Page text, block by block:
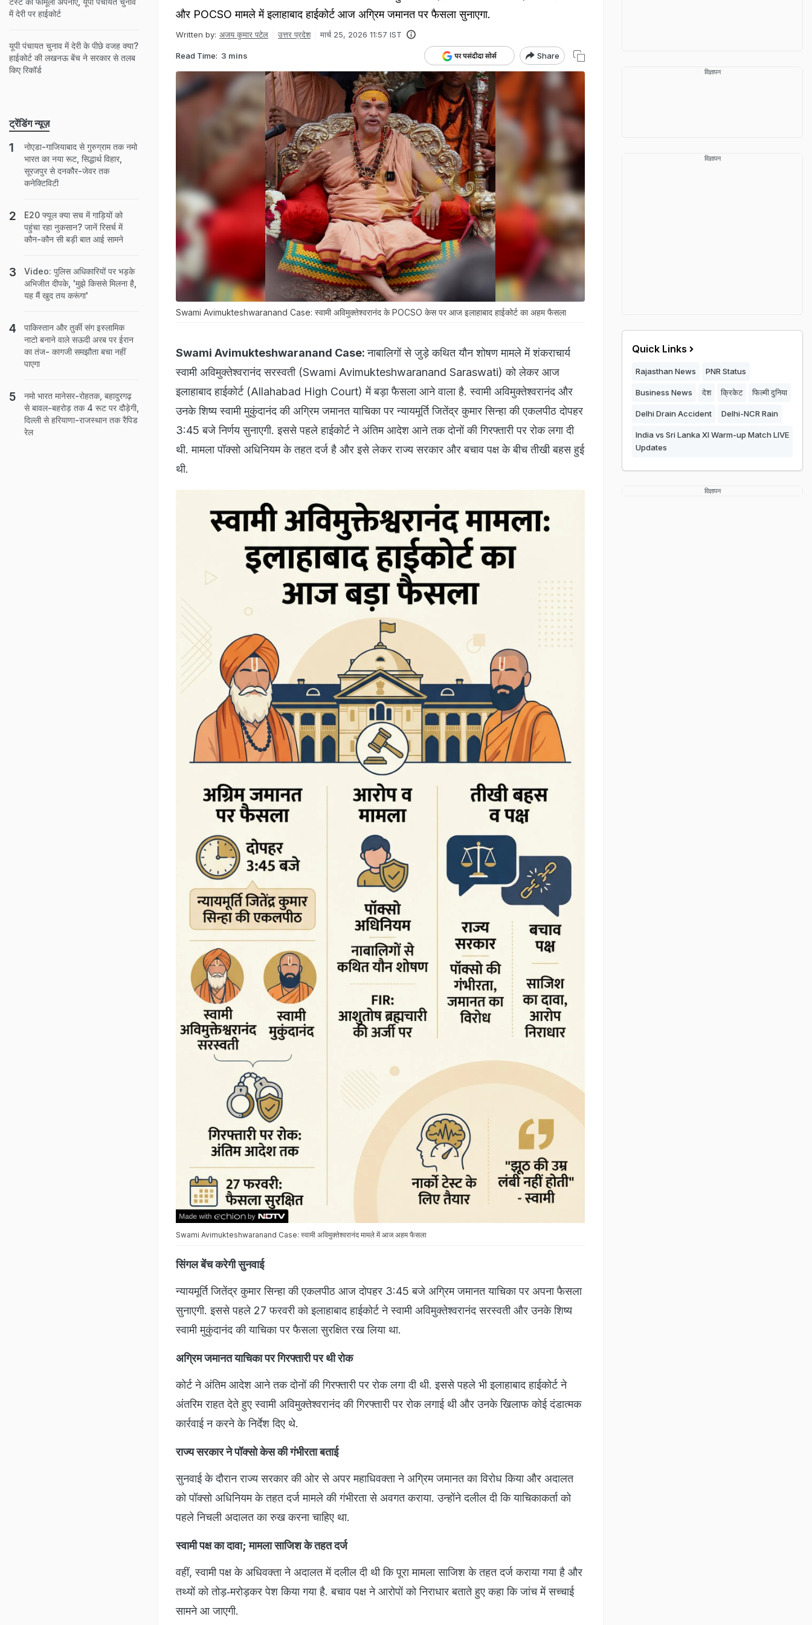
और POCSO मामले में इलाहाबाद हाईकोर्ट आज अग्रिम जमानत पर फैसला सुनाएगा.
Written by: अजय कुमार पटेल उत्तर प्रदेश मार्च 25, 2026 11:57 IST
Read Time: 3 mins Share
Swami Avimukteshwaranand Case: स्वामी अविमुक्तेश्वरानंद के POCSO केस पर आज इलाहाबाद हाईकोर्ट का अहम फैसला
Swami Avimukteshwaranand Case:नाबालिगों से जुड़े कथित यौन शोषण मामले में शंकराचार्य
स्वामी अविमुक्तेश्वरानंद सरस्वती (Swami Avimukteshwaranand Saraswati) को लेकर आज
इलाहाबाद हाईकोर्ट (Allahabad High Court) में बड़ा फैसला आने वाला है. स्वामी अविमुक्तेश्वरानंद और
उनके शिष्य स्वामी मुकुंदानंद की अग्रिम जमानत याचिका पर न्यायमूर्ति जितेंद्र कुमार सिन्हा की एकलपीठ दोपहर
3:45 बजे निर्णय सुनाएगी. इससे पहले हाईकोर्ट ने अंतिम आदेश आने तक दोनों की गिरफ्तारी पर रोक लगा दी
थी. मामला पॉक्सो अधिनियम के तहत दर्ज है और इसे लेकर राज्य सरकार और बचाव पक्ष के बीच तीखी बहस हुई
थी.
Swami Avimukteshwaranand Case: स्वामी अविमुक्तेश्वरानंद मामले में आज अहम फैसला
सिंगल बेंच करेगी सुनवाई
न्यायमूर्ति जितेंद्र कुमार सिन्हा की एकलपीठ आज दोपहर 3:45 बजे अग्रिम जमानत याचिका पर अपना फैसला
सुनाएगी. इससे पहले 27 फरवरी को इलाहाबाद हाईकोर्ट ने स्वामी अविमुक्तेश्वरानंद सरस्वती और उनके शिष्य
स्वामी मुकुंदानंद की याचिका पर फैसला सुरक्षित रख लिया था.
अग्रिम जमानत याचिका पर गिरफ्तारी पर थी रोक
कोर्ट ने अंतिम आदेश आने तक दोनों की गिरफ्तारी पर रोक लगा दी थी. इससे पहले भी इलाहाबाद हाईकोर्ट ने
अंतरिम राहत देते हुए स्वामी अविमुक्तेश्वरानंद की गिरफ्तारी पर रोक लगाई थी और उनके खिलाफ कोई दंडात्मक
कार्रवाई न करने के निर्देश दिए थे.
राज्य सरकार ने पॉक्सो केस की गंभीरता बताई
सुनवाई के दौरान राज्य सरकार की ओर से अपर महाधिवक्ता ने अग्रिम जमानत का विरोध किया और अदालत
को पॉक्सो अधिनियम के तहत दर्ज मामले की गंभीरता से अवगत कराया. उन्होंने दलील दी कि याचिकाकर्ता को
पहले निचली अदालत का रुख करना चाहिए था.
स्वामी पक्ष का दावा; मामला साजिश के तहत दर्ज
वहीं, स्वामी पक्ष के अधिवक्ता ने अदालत में दलील दी थी कि पूरा मामला साजिश के तहत दर्ज कराया गया है और
तथ्यों को तोड़‑मरोड़कर पेश किया गया है. बचाव पक्ष ने आरोपों को निराधार बताते हुए कहा कि जांच में सच्चाई
सामने आ जाएगी.
में देरी पर हाईकोर्ट
यूपी पंचायत चुनाव में देरी के पीछे वजह क्या?
हाईकोर्ट की लखनऊ बेंच ने सरकार से तलब
किए रिकॉर्ड
ट्रेंडिंग न्यूज़
नोएडा-गाजियाबाद से गुरुग्राम तक नमो
भारत का नया रूट, सिद्धार्थ विहार,
सूरजपुर से दनकौर-जेवर तक
कनेक्टिविटी
E20 फ्यूल क्या सच में गाड़ियों को
पहुंचा रहा नुकसान? जानें रिसर्च में
कौन-कौन सी बड़ी बात आई सामने
Video: पुलिस अधिकारियों पर भड़के
अभिजीत दीपके, 'मुझे किससे मिलना है,
यह मैं खुद तय करूंगा'
पाकिस्तान और तुर्की संग इस्लामिक
नाटो बनाने वाले सऊदी अरब पर ईरान
का तंज- कागजी समझौता बचा नहीं
पाएगा
नमो भारत मानेसर-रोहतक, बहादुरगढ़
से बावल-बहरोड़ तक 4 रूट पर दौड़ेगी,
दिल्ली से हरियाणा-राजस्थान तक रैपिड
रेल
विज्ञापन
विज्ञापन
Quick Links
Rajasthan News PNR Status
Business News देश क्रिकेट फिल्मी दुनिया
Delhi Drain Accident Delhi-NCR Rain
India vs Sri Lanka XI Warm-up Match LIVE
Updates
विज्ञापन